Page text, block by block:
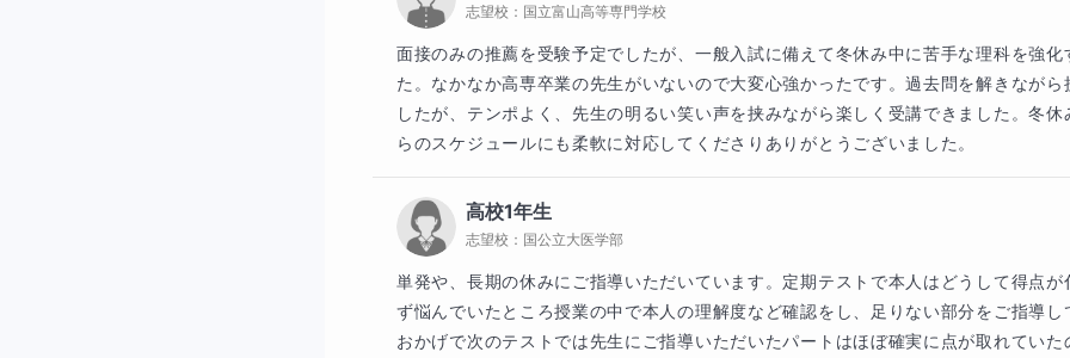
いますが、書画カメラを用いることで、オンライン授業でもそれと同じような
とが出来ます（先生が書いた説明用紙はデータ化し、共有可能です）。また、「
い！」という時は、そのページを写真に撮ってもらい、その写真データを共有
出来ますので、遠隔でも同じものを見ながら進めて行けます。
志望校： 国立富山高等専門学校
面接のみの推薦を受験予定でしたが、一般入試に備えて冬休み中に苦手な理科を強
た。なかなか高専卒業の先生がいないので大変心強かったです。過去問を解きなが
したが、テンポよく、先生の明るい笑い声を挟みながら楽しく受講できました。冬
らのスケジュールにも柔軟に対応してくださりありがとうございました。
高校1年生
志望校： 国公立大医学部
単発や、長期の休みにご指導いただいています。定期テストで本人はどうして得点
ず悩んでいたところ授業の中で本人の理解度など確認をし、足りない部分をご指導
おかげで次のテストでは先生にご指導いただいたパートはほぼ確実に点が取れてい